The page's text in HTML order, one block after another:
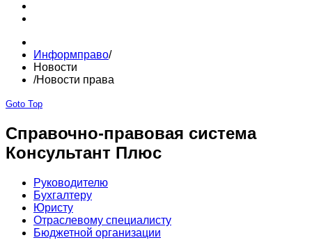
Информправо/
Новости
/Новости права
Goto Top
Справочно-правовая система
Консультант Плюс
Руководителю
Бухгалтеру
Юристу
Отраслевому специалисту
Бюджетной организации